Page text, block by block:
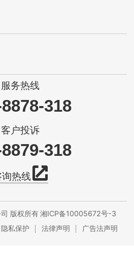
服务热线
318
客户投诉
318
询热线
版权所有湘ICP备10005672号-3
隐私保护 法律声明 广告法声明